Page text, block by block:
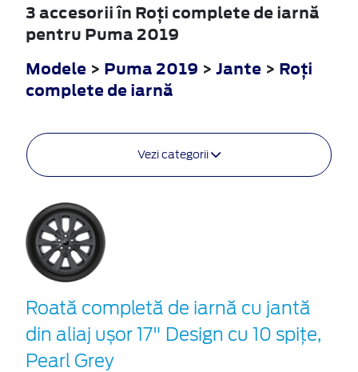
3 accesorii în Roţi complete de iarnă
pentru Puma 2019
Modele > Puma 2019 > Jante > Roţi
complete de iarnă
Vezi categorii
Roată completă de iarnă cu jantă
din aliaj ușor 17" Design cu 10 spițe,
Pearl Grey